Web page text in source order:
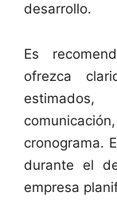
desarrollo.
Es
ofrezca
cronograma.
durante el
empresa